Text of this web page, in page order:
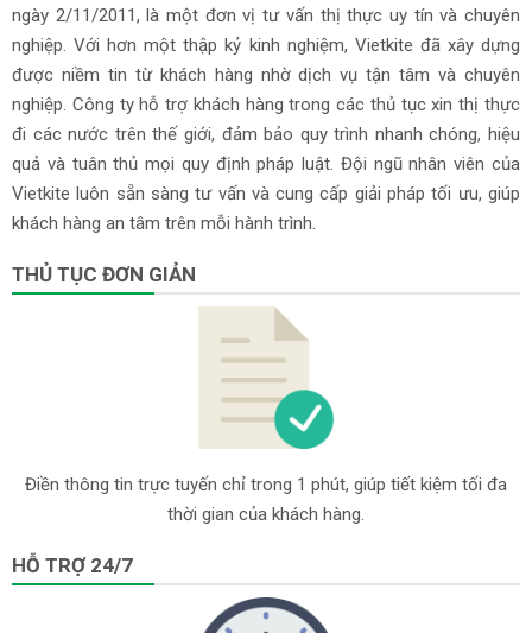
ngày 2/11/2011, là một đơn vị tư vấn thị thực uy tín và chuyên
nghiệp. Với hơn một thập kỷ kinh nghiệm, Vietkite đã xây dựng
được niềm tin từ khách hàng nhờ dịch vụ tận tâm và chuyên
nghiệp. Công ty hỗ trợ khách hàng trong các thủ tục xin thị thực
đi các nước trên thế giới, đảm bảo quy trình nhanh chóng, hiệu
quả và tuân thủ mọi quy định pháp luật. Đội ngũ nhân viên của
Vietkite luôn sẵn sàng tư vấn và cung cấp giải pháp tối ưu, giúp
khách hàng an tâm trên mỗi hành trình.
THỦ TỤC ĐƠN GIẢN
Điền thông tin trực tuyến chỉ trong 1 phút, giúp tiết kiệm tối đa
thời gian của khách hàng.
HỖ TRỢ 24/7